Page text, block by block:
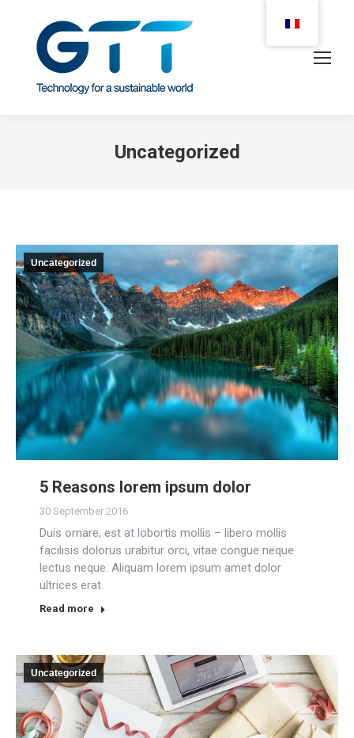
Uncategorized
Uncategorized
5 Reasons lorem ipsum dolor
30 September 2016
Duis ornare, est at lobortis mollis – libero mollis
facilisis dolorus urabitur orci, vitae congue neque
lectus neque. Aliquam lorem ipsum amet dolor
ultrices erat.
Read more
Uncategorized